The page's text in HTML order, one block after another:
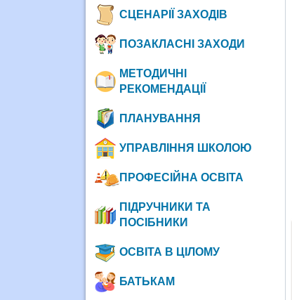
СЦЕНАРІЇ ЗАХОДІВ
ПОЗАКЛАСНІ ЗАХОДИ
МЕТОДИЧНІ
РЕКОМЕНДАЦІЇ
ПЛАНУВАННЯ
УПРАВЛІННЯ ШКОЛОЮ
ПРОФЕСІЙНА ОСВІТА
ПІДРУЧНИКИ ТА
ПОСІБНИКИ
ОСВІТА В ЦІЛОМУ
БАТЬКАМ